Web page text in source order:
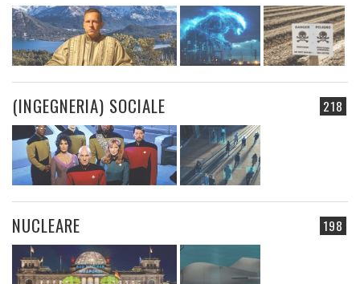
218
(INGEGNERIA) SOCIALE
198
NUCLEARE